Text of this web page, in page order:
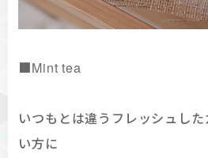
■Mint tea
いつもとは違うフレッシュし
い方に